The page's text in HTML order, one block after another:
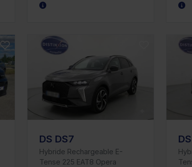
DS DS7
Hybride Rechargeable E-
Tense 225 EAT8 Opera